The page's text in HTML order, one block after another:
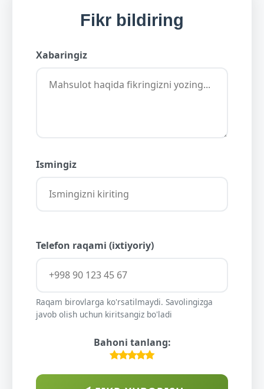
Fikr bildiring
Xabaringiz
Ismingiz
Telefon raqami (ixtiyoriy)
Raqam birovlarga ko'rsatilmaydi. Savolingizga
javob olish uchun kiritsangiz bo'ladi
Bahoni tanlang: